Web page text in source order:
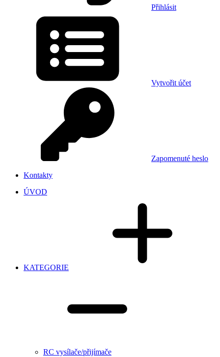
Přihlásit
Vytvořit účet
Zapomenuté heslo
Kontakty
ÚVOD
KATEGORIE
RC vysílače/přijímače